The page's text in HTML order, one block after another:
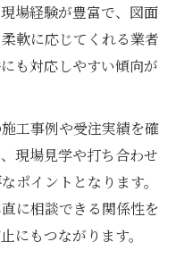
談先の特徴を知る
早期に解決できる理
ェックポイント
接先の選び方とは
チェックポイント総
場経験が豊富で、図面
軟に応じてくれる業者
も対応しやすい傾向が
工事例や受注実績を確
現場見学や打ち合わせ
ポイントとなります。
に相談できる関係性を
にもつながります。